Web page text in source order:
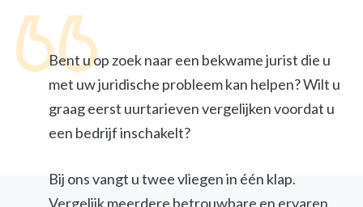
Bent u op zoek naar een bekwame jurist die u
met uw juridische probleem kan helpen? Wilt u
graag eerst uurtarieven vergelijken voordat u
een bedrijf inschakelt?
Bij ons vangt u twee vliegen in één klap.
Vergelijk meerdere betrouwbare en ervaren